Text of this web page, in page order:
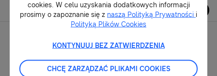
Kontakt Dla Mediów
cookies. W celu uzyskania dodatkowych informacji
prosimy o zapoznanie się z naszą Polityką Prywatności i
Polityką Plików Cookies
KONTYNUUJ BEZ ZATWIERDZENIA
CHCĘ ZARZĄDZAĆ PLIKAMI COOKIES